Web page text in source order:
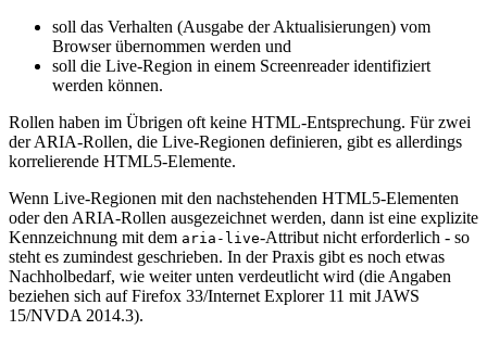
soll das Verhalten (Ausgabe der Aktualisierungen) vom
Browser übernommen werden und
soll die Live-Region in einem Screenreader identifiziert
werden können.
Rollen haben im Übrigen oft keine HTML-Entsprechung. Für zwei
der ARIA-Rollen, die Live-Regionen definieren, gibt es allerdings
korrelierende HTML5-Elemente.
Wenn Live-Regionen mit den nachstehenden HTML5-Elementen
oder den ARIA-Rollen ausgezeichnet werden, dann ist eine explizite
Kennzeichnung mit dem aria-live-Attribut nicht erforderlich - so
steht es zumindest geschrieben. In der Praxis gibt es noch etwas
Nachholbedarf, wie weiter unten verdeutlicht wird (die Angaben
beziehen sich auf Firefox 33/Internet Explorer 11 mit JAWS
15/NVDA 2014.3).